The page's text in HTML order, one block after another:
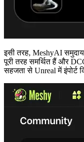
इसी तरह, MeshyAIसमुदाय
पूरी तरह समर्थित हैं और
सहजता से Unreal में इंपोर्ट